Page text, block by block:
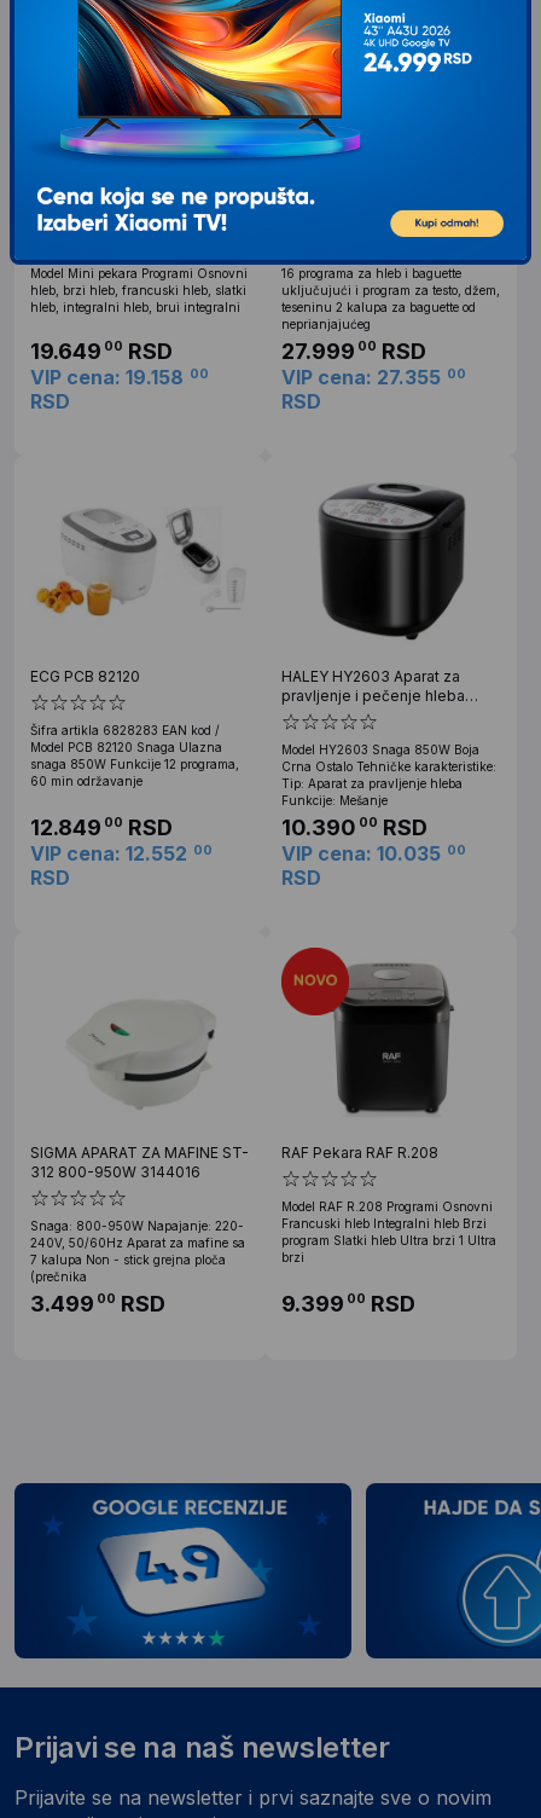
TEFAL PF220838 mini pekara
Model Mini pekara Programi Osnovni
hleb, brzi hleb, francuski hleb, slatki
hleb, integralni hleb, brui integralni
19.649 00 RSD
VIP cena: 19.158 00
RSD
TEFAL Pekara PF 610138
16 programa za hleb i baguette
uključujući i program za testo, džem,
teseninu 2 kalupa za baguette od
neprianjajućeg
27.999 00 RSD
VIP cena: 27.355 00
RSD
ECG PCB 82120
Šifra artikla 6828283 EAN kod /
Model PCB 82120 Snaga Ulazna
snaga 850W Funkcije 12 programa,
60 min održavanje
12.849 00 RSD
VIP cena: 12.552 00
RSD
HALEY HY2603 Aparat za
pravljenje i pečenje hleba
850W
Model HY2603 Snaga 850W Boja
Crna Ostalo Tehničke karakteristike:
Tip: Aparat za pravljenje hleba
Funkcije: Mešanje
10.390 00 RSD
VIP cena: 10.035 00
RSD
SIGMA APARAT ZA MAFINE ST-
312 800-950W 3144016
Snaga: 800-950W Napajanje: 220-
240V, 50/60Hz Aparat za mafine sa
7 kalupa Non - stick grejna ploča
(prečnika
3.499 00 RSD
RAF Pekara RAF R.208
Model RAF R.208 Programi Osnovni
Francuski hleb Integralni hleb Brzi
program Slatki hleb Ultra brzi 1 Ultra
brzi
9.399 00 RSD
Prijavi se na naš newsletter
Prijavite se na newsletter i prvi saznajte sve o novim